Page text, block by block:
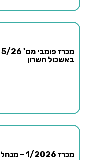
באשכול השרון
מכרז 1/2026 – מנהל/ת אגף פיתוח כלכלי